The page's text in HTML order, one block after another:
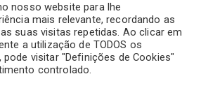
nosso website para lhe
mais relevante, recordando as
suas visitas repetidas. Ao clicar em
a utilização de TODOS os
visitar "Definições de Cookies"
controlado.